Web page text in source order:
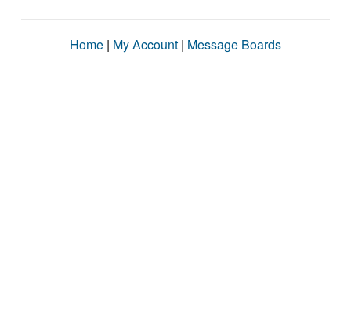
Home | My Account | Message Boards